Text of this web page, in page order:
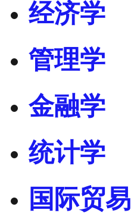
经济学
管理学
金融学
统计学
国际贸易